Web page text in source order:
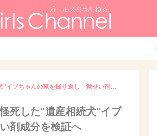
紀州のドン・ファン 同じく怪死した"遺産相続犬"イブちゃんの墓を掘り返し 覚せい剤成分を検証へ
死した"遺産相続犬"イブ
剤成分を検証へ